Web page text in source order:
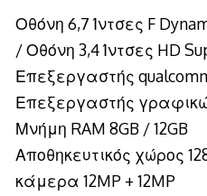
Οθόνη 6,7 Ίντσες F
/ Οθόνη 3,4 Ίντσες HD
Επεξεργαστής
Επεξεργαστής
Μνήμη RAM 8GB / 12GB
Αποθηκευτικός χώρος
κάμερα 12MP + 12MP